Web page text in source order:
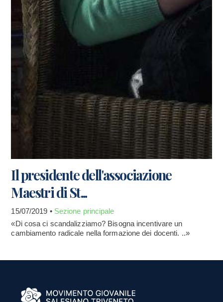
Il presidente dell'associazione
Maestri di St...
15/07/2019 • Sezione principale
«Di cosa ci scandalizziamo? Bisogna incentivare un
cambiamento radicale nella formazione dei docenti. ..»